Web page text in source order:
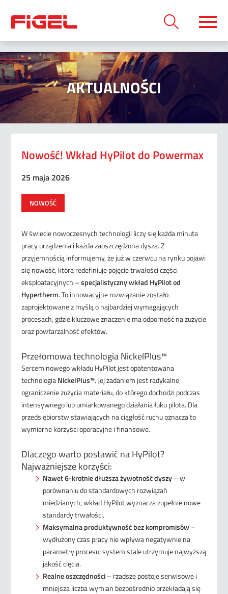
AKTUALNOŚCI
Nowość! Wkład HyPilot do Powermax
25 maja 2026
NOWOŚĆ
W świecie nowoczesnych technologii liczy się każda minuta
pracy urządzenia i każda zaoszczędzona dysza. Z
przyjemnością informujemy, że już w czerwcu na rynku pojawi
się nowość, która redefiniuje pojęcie trwałości części
eksploatacyjnych –specjalistyczny wkład HyPilot od
Hypertherm. To innowacyjne rozwiązanie zostało
zaprojektowane z myślą o najbardziej wymagających
procesach, gdzie kluczowe znaczenie ma odporność na zużycie
oraz powtarzalność efektów.
Przełomowa technologia NickelPlus™
Sercem nowego wkładu HyPilot jest opatentowana
technologia NickelPlus™. Jej zadaniem jest radykalne
ograniczenie zużycia materiału, do którego dochodzi podczas
intensywnego lub umiarkowanego działania łuku pilota. Dla
przedsiębiorstw stawiających na ciągłość ruchu oznacza to
wymierne korzyści operacyjne i finansowe.
Dlaczego warto postawić na HyPilot?
Najważniejsze korzyści:
Nawet 6-krotnie dłuższa żywotność dyszy – w
porównaniu do standardowych rozwiązań
miedzianych, wkład HyPilot wyznacza zupełnie nowe
standardy trwałości.
Maksymalna produktywność bez kompromisów –
wydłużony czas pracy nie wpływa negatywnie na
parametry procesu; system stale utrzymuje najwyższą
jakość cięcia.
Realne oszczędności – rzadsze postoje serwisowe i
mniejsza liczba wymian bezpośrednio przekładają się